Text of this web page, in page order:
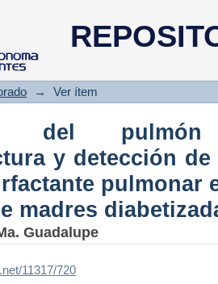
del pulmón en
asociada a factor
madres
→ Ver ítem
del
y detección
pulmonar
madres
Guadalupe
11317/720